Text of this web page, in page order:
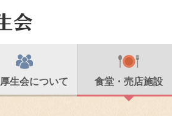
生会について 食堂・売店施設